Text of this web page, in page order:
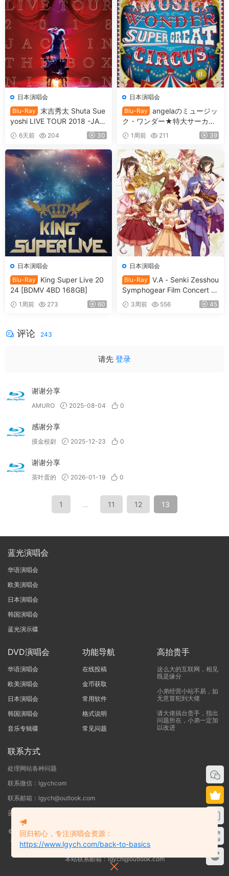
日本演唱会
Blu-Ray
末吉秀太 Shuta Sue
yoshi LIVE TOUR 2018 -JAC
K IN THE BOX -NIPPON BU
DOKAN [BDMV 36.7GB]
6天前 204 30
日本演唱会
Blu-Ray
angelaのミュージッ
ク・ワンダー★特大サーカス
in 日本武道館 ～僕等は目指し
たShangri-La～ 2017 [BDMV
2BD 78.1GB]
1周前 211 39
日本演唱会
Blu-Ray
King Super Live 20
24 [BDMV 4BD 168GB]
1周前 273 60
日本演唱会
Blu-Ray
V.A - Senki Zesshou
Symphogear Film Concert 2
025 SymphoNare 戦姫絶唱
シンフォギア フィルムコンサ
3周前 556 45
评论 243
请先 登录
谢谢分享
AMURO 2025-08-04 0
感谢分享
摸金校尉 2025-12-23 0
谢谢分享
茶叶蛋的 2026-01-19 0
1 … 11 12 13
蓝光演唱会
华语演唱会
欧美演唱会
日本演唱会
韩国演唱会
蓝光演示碟
DVD演唱会
华语演唱会
欧美演唱会
日本演唱会
韩国演唱会
音乐专辑碟
功能导航
在线投稿
金币获取
常用软件
格式说明
常见问题
高抬贵手
这么大的互联网，相见
既是缘分
小弟经营小站不易，如
无意冒犯到大佬
请大佬搞台贵手，指出
问题所在，小弟一定加
以改进
联系方式
处理网站各种问题
联系微信：lgychcom
联系邮箱：lgych@outlook.com
蓝光演唱会网 - 专注于ISO和BDMV蓝光演唱会下载服务
©2019-2026 蓝光演唱会本站资源来源于网络用户网盘投稿，本站服务器不储
存任何演唱会资源，版权归原作者所有，若侵犯了您的合法权益，请联系我们
删除！
本站联系邮箱：lgych@outlook.com
回归初心，专注演唱会资源：
https://www.lgych.com/back-to-basics